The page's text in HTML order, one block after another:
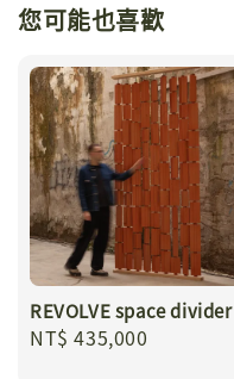
您可能也喜歡
REVOLVE space divider
Regular
NT$ 435,000